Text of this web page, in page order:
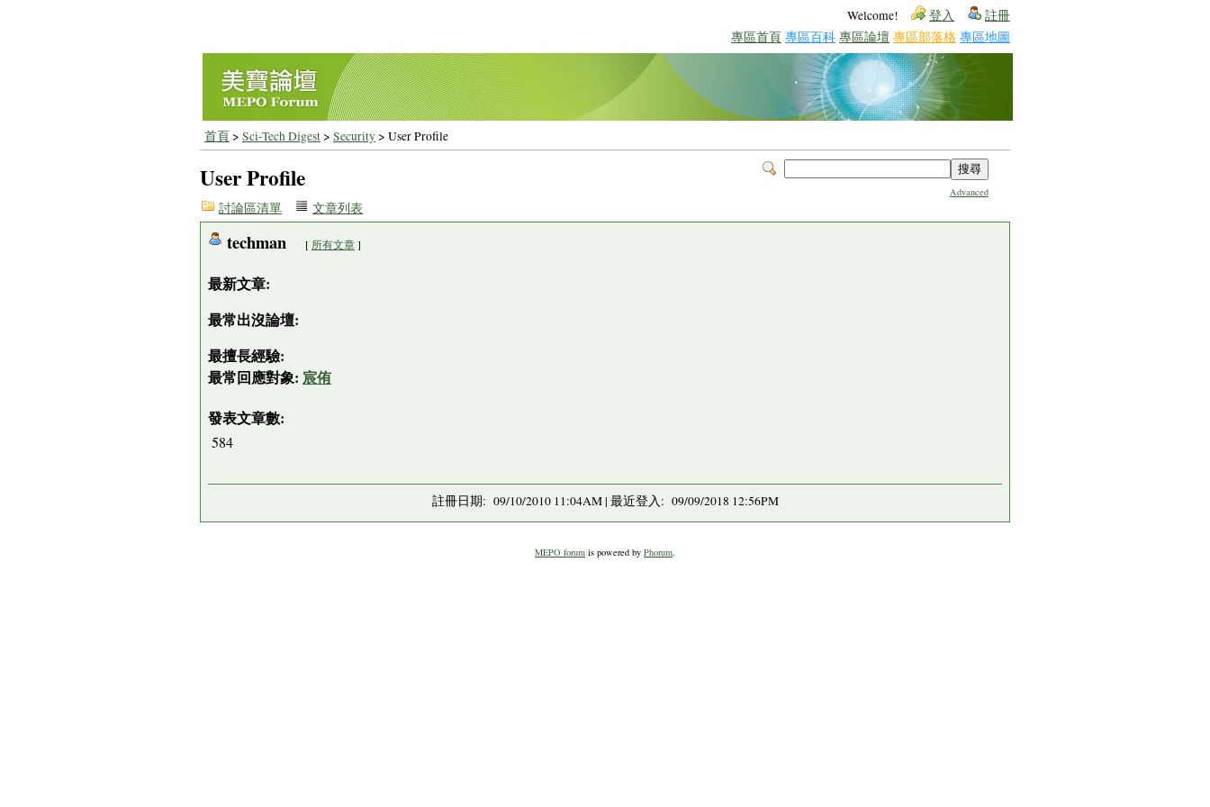
Welcome! 登入 註冊
專區首頁 專區百科 專區論壇 專區部落格 專區地圖
首頁> Sci-Tech Digest> Security> User Profile
Advanced
User Profile
討論區清單 文章列表
techman [ 所有文章]
最新文章:
最常出沒論壇:
最擅長經驗:
最常回應對象: 宸侑
發表文章數:
584
註冊日期: 09/10/2010 11:04AM | 最近登入: 09/09/2018 12:56PM
MEPO forum is powered by Phorum.